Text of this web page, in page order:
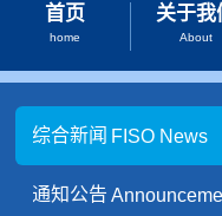
首页
home
关于我
About
综合新闻 FISO News
通知公告